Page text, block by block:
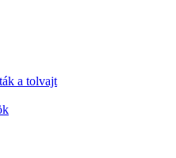
a tolvajt